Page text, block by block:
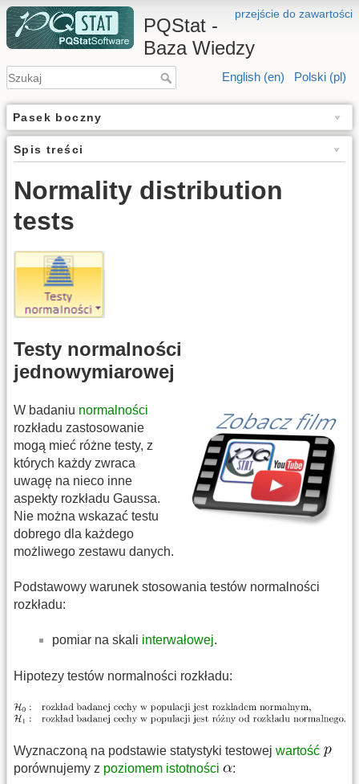
przejście do zawartości
PQStat -
Baza Wiedzy
English (en) Polski (pl)
Pasek boczny
Spis treści
Normality distribution
tests
Testy normalności
jednowymiarowej
W badaniu normalności
rozkładu zastosowanie
mogą mieć różne testy, z
których każdy zwraca
uwagę na nieco inne
aspekty rozkładu Gaussa.
Nie można wskazać testu
dobrego dla każdego
możliwego zestawu danych.
Podstawowy warunek stosowania testów normalności
rozkładu:
pomiar na skali interwałowej.
Hipotezy testów normalności rozkładu:
Wyznaczoną na podstawie statystyki testowej wartość
porównujemy z poziomem istotności :